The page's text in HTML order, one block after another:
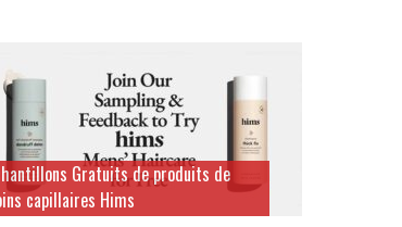
Gratuits de produits de
capillaires Hims